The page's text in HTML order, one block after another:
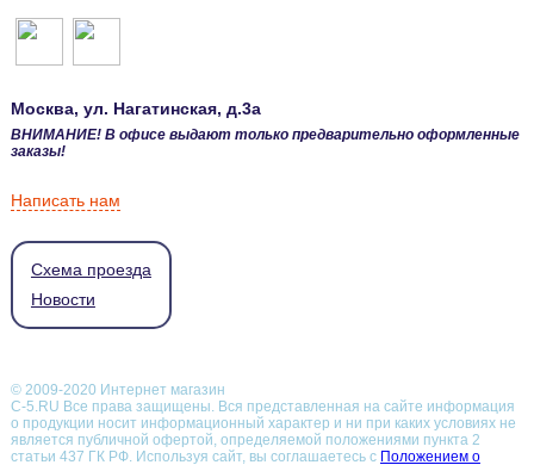
Москва, ул. Нагатинская, д.3а
ВНИМАНИЕ! В офисе выдают только предварительно оформленные
заказы!
Написать нам
Схема проезда
Новости
© 2009-2020 Интернет магазин
С-5.RU Все права защищены. Вся представленная на сайте информация
о продукции носит информационный характер и ни при каких условиях не
является публичной офертой, определяемой положениями пункта 2
статьи 437 ГК РФ.Используя сайт, вы соглашаетесь с Положением о